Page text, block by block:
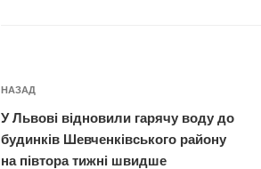
Навігація
записів
Попередній
запис:
НАЗАД
У Львові відновили гарячу воду до
будинків Шевченківського району
на півтора тижні швидше